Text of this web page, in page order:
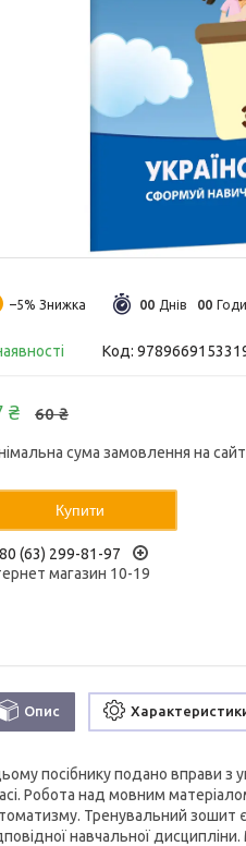
–5% 00 Днів 00
Код:
60 ₴
₴
сума замовлення на
Купити
(63) 299-81-97
магазин 10-19
Опис
посібнику подано вправи з
Робота над мовним
Тренувальний зошит
навчальної